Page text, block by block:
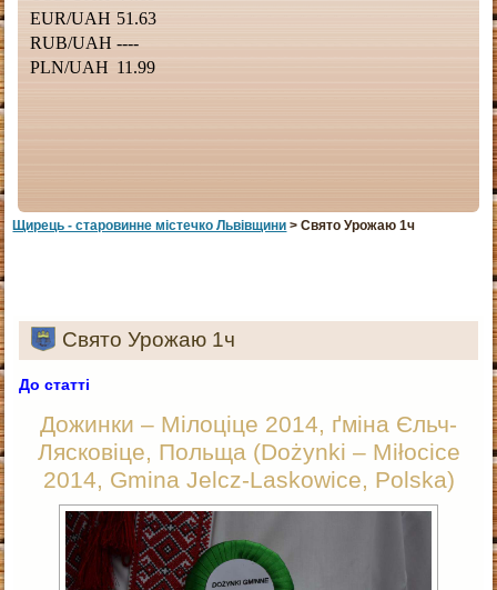
Щирець - старовинне мiстечко Львiвщини > Свято Урожаю 1ч
Свято Урожаю 1ч
До статті
Дожинки – Мілоціце 2014, ґміна Єльч-
Лясковіце, Польща (Dożynki – Miłocice
2014, Gmina Jelcz-Laskowice, Polska)